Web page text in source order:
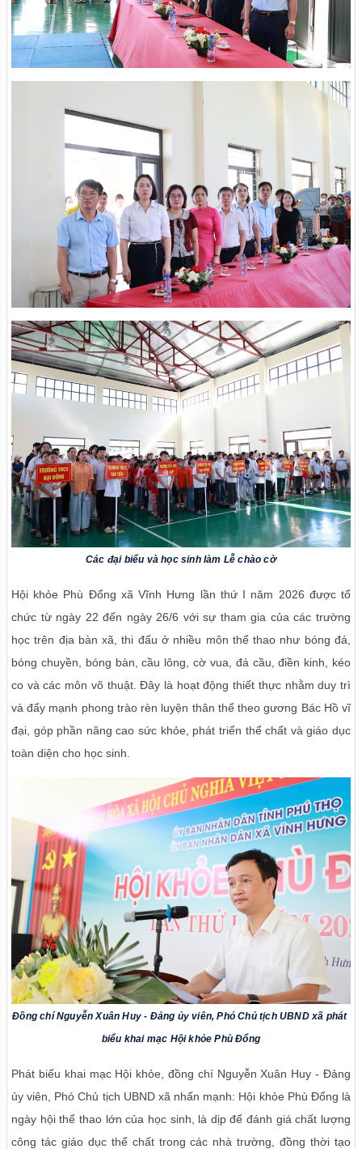
Các đại biểu và học sinh làm Lễ chào cờ
Hội khỏe Phù Đổng xã Vĩnh Hưng lần thứ I năm 2026 được tổ
chức từ ngày 22 đến ngày 26/6 với sự tham gia của các trường
học trên địa bàn xã, thi đấu ở nhiều môn thể thao như bóng đá,
bóng chuyền, bóng bàn, cầu lông, cờ vua, đá cầu, điền kinh, kéo
co và các môn võ thuật. Đây là hoạt động thiết thực nhằm duy trì
và đẩy mạnh phong trào rèn luyện thân thể theo gương Bác Hồ vĩ
đại, góp phần nâng cao sức khỏe, phát triển thể chất và giáo dục
toàn diện cho học sinh.
Đồng chí Nguyễn Xuân Huy - Đảng ủy viên, Phó Chủ tịch UBND xã phát
biểu khai mạc Hội khỏe Phù Đổng
Phát biểu khai mạc Hội khỏe, đồng chí Nguyễn Xuân Huy - Đảng
ủy viên, Phó Chủ tịch UBND xã nhấn mạnh: Hội khỏe Phù Đổng là
ngày hội thể thao lớn của học sinh, là dịp để đánh giá chất lượng
công tác giáo dục thể chất trong các nhà trường, đồng thời tạo